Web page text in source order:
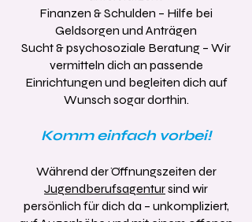
Finanzen & Schulden – Hilfe bei
Geldsorgen und Anträgen
Sucht & psychosoziale Beratung – Wir
vermitteln dich an passende
Einrichtungen und begleiten dich auf
Wunsch sogar dorthin.
Komm einfach vorbei!
Während der Öffnungszeiten der
Jugendberufsagentursind wir
persönlich für dich da – unkompliziert,